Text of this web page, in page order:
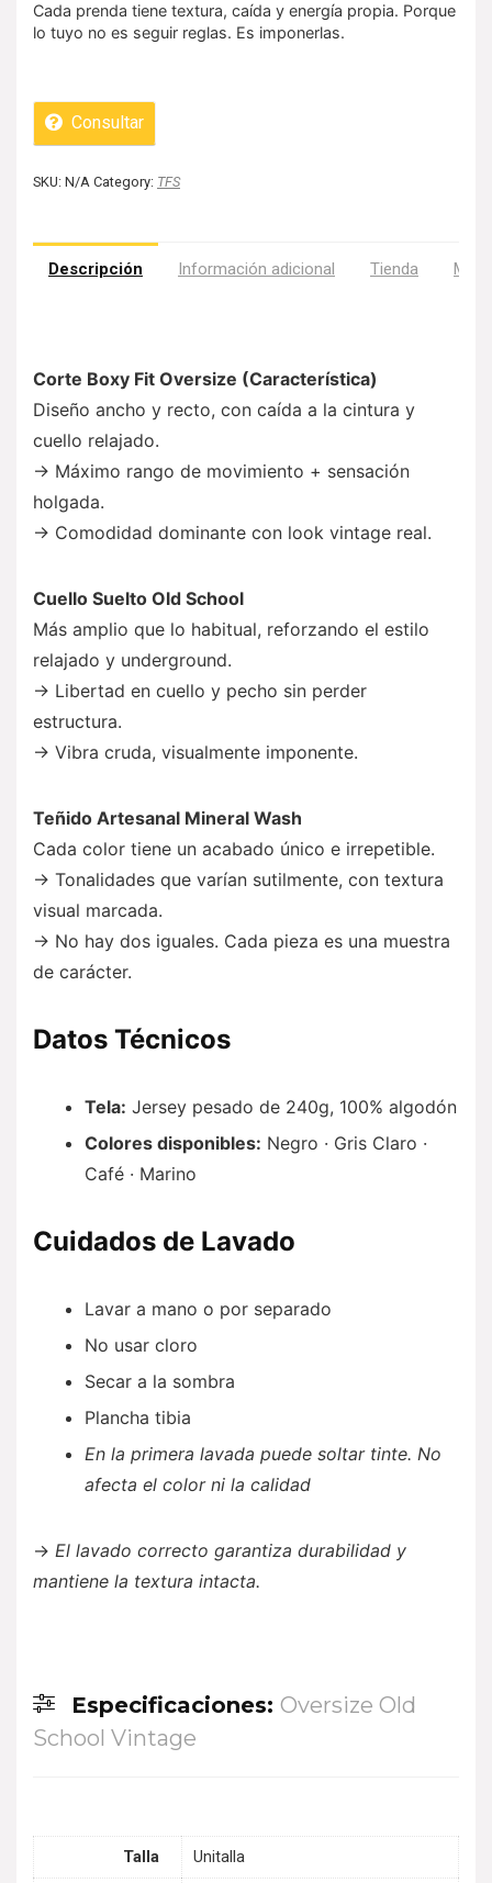
Cada prenda tiene textura, caída y energía propia. Porque
lo tuyo no es seguir reglas. Es imponerlas.
Consultar
SKU: N/A Category: TFS
Descripción Información adicional Tienda Más
Corte Boxy Fit Oversize (Característica)
Diseño ancho y recto, con caída a la cintura y
cuello relajado.
→ Máximo rango de movimiento + sensación
holgada.
→ Comodidad dominante con look vintage real.
Cuello Suelto Old School
Más amplio que lo habitual, reforzando el estilo
relajado y underground.
→ Libertad en cuello y pecho sin perder
estructura.
→ Vibra cruda, visualmente imponente.
Teñido Artesanal Mineral Wash
Cada color tiene un acabado único e irrepetible.
→ Tonalidades que varían sutilmente, con textura
visual marcada.
→ No hay dos iguales. Cada pieza es una muestra
de carácter.
Datos Técnicos
Tela: Jersey pesado de 240g, 100% algodón
Colores disponibles: Negro · Gris Claro ·
Café · Marino
Cuidados de Lavado
Lavar a mano o por separado
No usar cloro
Secar a la sombra
Plancha tibia
En la primera lavada puede soltar tinte. No
afecta el color ni la calidad
→ El lavado correcto garantiza durabilidad y
mantiene la textura intacta.
Especificaciones: Oversize Old
School Vintage
Talla Unitalla